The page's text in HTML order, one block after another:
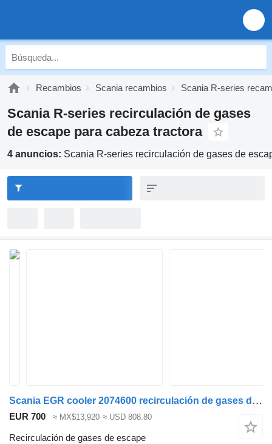
Recambios Scania recambios Scania R-series
Scania R-series recirculación de gases
de escape para cabeza tractora
4 anuncios: Scania R-series recirculación de gases de
Scania EGR cooler 2074600 recirculación de gases de escape para Scania R410 cabeza tractora
EUR 700 ≈ MX$13,920 ≈ USD 808.80
Recirculación de gases de escape